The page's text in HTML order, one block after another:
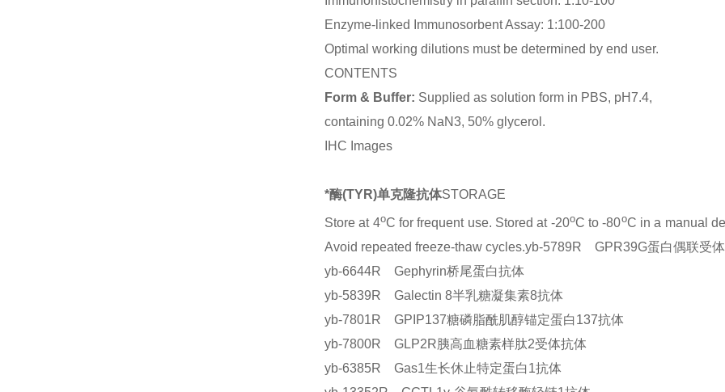
Enzyme-linked Immunosorbent Assay: 1:100-200
Optimal working dilutions must be determined by end user.
CONTENTS
Form & Buffer: Supplied as solution form in PBS, pH7.4,
containing 0.02% NaN3, 50% glycerol.
IHC Images
*酶(TYR)单克隆抗体STORAGE
Store at 4oC for frequent use. Stored at -20oC to -80oC in a manual
Avoid repeated freeze-thaw cycles.yb-5789R GPR39G蛋白偶联受
yb-6644R Gephyrin桥尾蛋白抗体
yb-5839R Galectin 8半乳糖凝集素8抗体
yb-7801R GPIP137糖磷脂酰肌醇锚定蛋白137抗体
yb-7800R GLP2R胰高血糖素样肽2受体抗体
yb-6385R Gas1生长休止特定蛋白1抗体